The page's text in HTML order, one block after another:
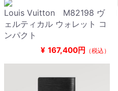
Louis Vuitton M82198 ヴ
ェルティカル ウォレット コ
ンパクト
¥ 167,400円 （税込）